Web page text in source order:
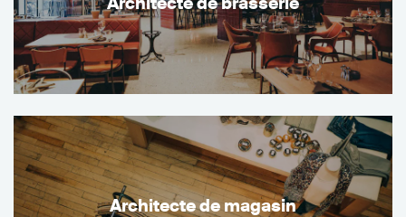
Architecte de magasin